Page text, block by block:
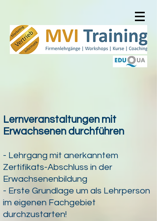
Lernveranstaltungen mit
Erwachsenen durchführen
- Lehrgang mit anerkanntem
Zertifikats-Abschluss in der
Erwachsenenbildung
- Erste Grundlage um als Lehrperson
im eigenen Fachgebiet
durchzustarten!